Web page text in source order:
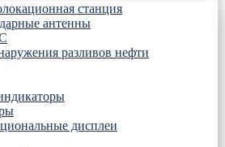
станция
антенны
разливов нефти
дисплеи